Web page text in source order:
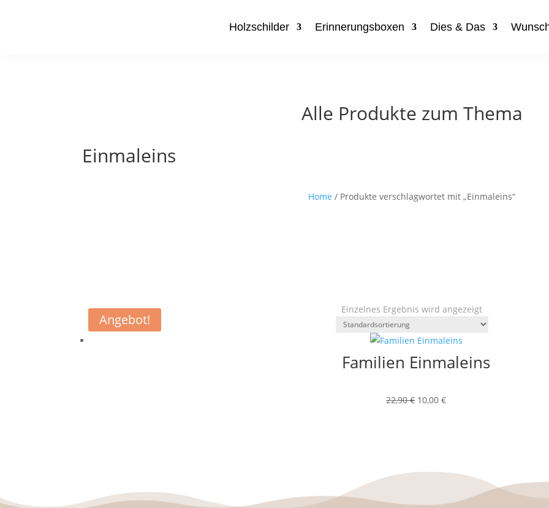
Holzschilder Erinnerungsboxen Dies & Das
Alle Produkte zum Thema
Einmaleins
Home / Produkte verschlagwortet mit „Einmaleins“
Einzelnes Ergebnis wird angezeigt
Angebot!
Familien Einmaleins
22,90€ Ursprünglicher
10,00 €Aktueller